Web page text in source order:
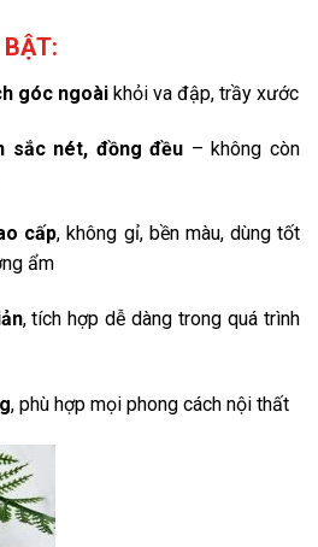
BẬT:
góc ngoàikhỏi va đập, trầy xước
sắc nét, đồng đều – không còn
cấp, không gỉ, bền màu, dùng tốt
ẩm
, tích hợp dễ dàng trong quá trình
, phù hợp mọi phong cách nội thất